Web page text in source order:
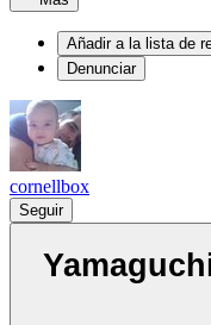
Añadir a la lista de
Denunciar
cornellbox
Seguir